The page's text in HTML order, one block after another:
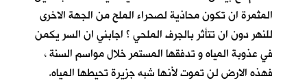
المثمرة ان تكون محاذية لصحراء الملح من الجهة الاخرى
للنهر دون ان تتأثر بالجرف الملحي ؟ اجابني ان السر يكمن
في عذوبة المياه و تدفقها المستمر خلال مواسم السنة ،
فهذه الارض لن تموت لأنها شبه جزيرة تحيطها المياه.